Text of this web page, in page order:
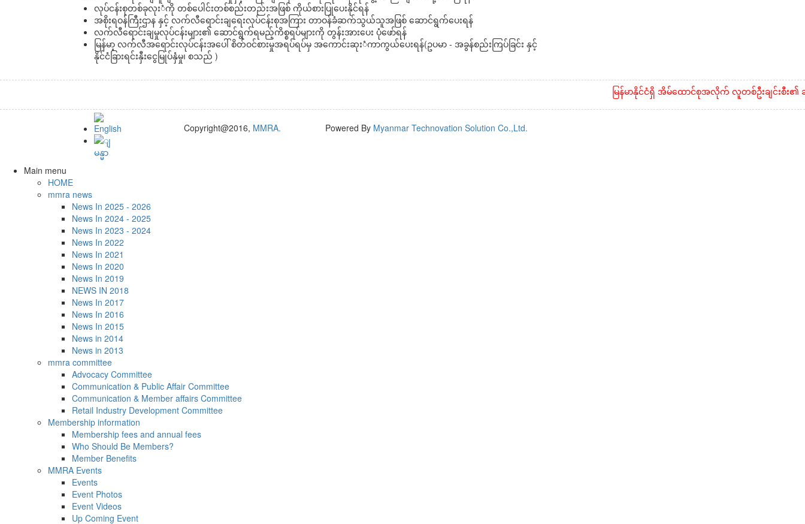
လုပ်ငန်းစုတစ်ခုလုးံကို တစ်ပေါင်းတစ်စည်းတည်းအဖြစ် ကိုယ်စားပြုပေးနိုင်ရန်
အစိုးရဝန်ကြီးဌာန နှင့် လက်လီရောင်းချရေးလုပ်ငန်းစုအကြား တာဝန်ခံဆက်သွယ်သူအဖြစ် ဆောင်ရွက်ပေးရန်
လက်လီရောင်းချမှုလုပ်ငန်းများ၏ ဆောင်ရွက်ရမည့်ကိစ္စရပ်များကို တွန်းအားပေး ပုံဖော်ရန်
မြန်မာ့ လက်လီအရောင်းလုပ်ငန်းအပေါ် စိတ်ဝင်စားမှုအရပ်ရပ်မှ အကောင်းဆုးံကာကွယ်ပေးရန်(ဥပမာ - အခွန်စည်းကြပ်ခြင်း နှင့်
နိုင်ငံခြားရင်းနှီးငွေမြုပ်နှံမှု၊ စသည် )
မြန်မာနိုင်ငံရှိ အိမ်ထောင်စုအလိုက် လူတစ်ဦးချင်းစီး၏ ဆန်နှ
Copyright@2016, MMRA. Powered By Myanmar Technovation Solution Co.,Ltd.
Main menu
HOME
mmra news
News In 2025 - 2026
News In 2024 - 2025
News In 2023 - 2024
News In 2022
News In 2021
News In 2020
News In 2019
NEWS IN 2018
News In 2017
News In 2016
News In 2015
News in 2014
News in 2013
mmra committee
Advocacy Committee
Communication & Public Affair Committee
Communication & Member affairs Committee
Retail Industry Development Committee
Membership information
Membership fees and annual fees
Who Should Be Members?
Member Benefits
MMRA Events
Events
Event Photos
Event Videos
Up Coming Event